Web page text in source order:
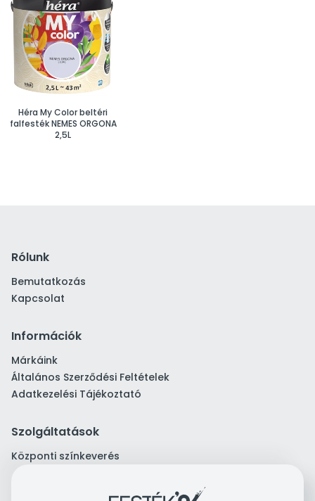
Héra My Color beltéri
falfesték NEMES ORGONA
2,5L
Rólunk
Bemutatkozás
Kapcsolat
Információk
Márkáink
Általános Szerződési Feltételek
Adatkezelési Tájékoztató
Szolgáltatások
Központi színkeverés